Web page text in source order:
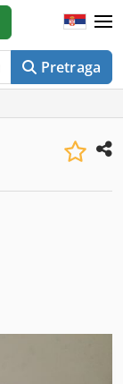
Pretraga